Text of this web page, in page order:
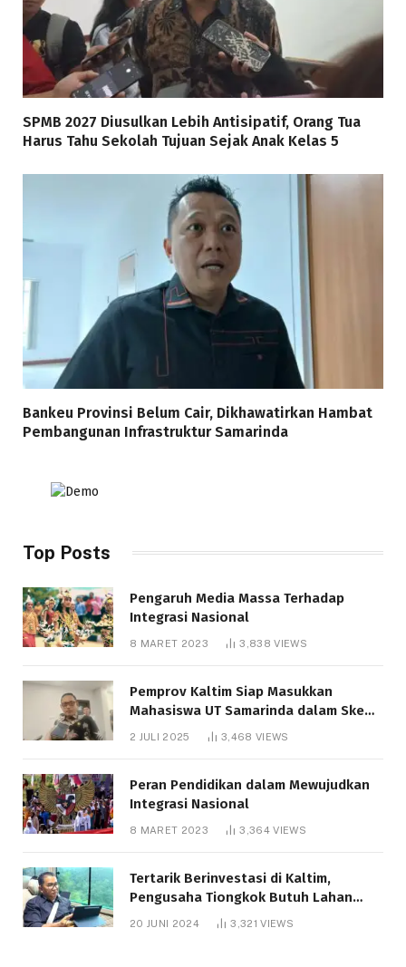
SPMB 2027 Diusulkan Lebih Antisipatif, Orang Tua
Harus Tahu Sekolah Tujuan Sejak Anak Kelas 5
Bankeu Provinsi Belum Cair, Dikhawatirkan Hambat
Pembangunan Infrastruktur Samarinda
Top Posts
Pengaruh Media Massa Terhadap
Integrasi Nasional
8 MARET 2023 3,838VIEWS
Pemprov Kaltim Siap Masukkan
Mahasiswa UT Samarinda dalam Skema
Bantuan Pendidikan Gratispol
2 JULI 2025 3,468 VIEWS
Peran Pendidikan dalam Mewujudkan
Integrasi Nasional
8 MARET 2023 3,364VIEWS
Tertarik Berinvestasi di Kaltim,
Pengusaha Tiongkok Butuh Lahan
1.000 Hektare
20 JUNI 2024 3,321VIEWS